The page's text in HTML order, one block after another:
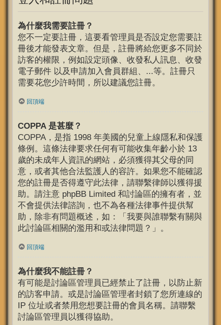
為什麼我需要註冊？
您不一定要註冊，這要看管理員是否設定您需要註
冊後才能發表文章。但是，註冊將給您更多不同於
訪客的權限，例如設定頭像、收發私人訊息、收發
電子郵件 以及申請加入會員群組、...等。註冊只
需要花您少許時間，所以建議您註冊。
回頂端
COPPA 是甚麼？
COPPA，是指 1998 年美國的兒童上線隱私和保護
條例。這條法律要求任何有可能收集年齡小於 13
歲的未成年人資訊的網站，必須獲得其父母的同
意，或者其他合法監護人的容許。如果您不能確認
您的註冊是否得遵守此法律，請聯繫律師以獲得援
助。請注意 phpBB Limited 和討論區的擁有者，並
不會提供法律諮詢，也不為各種法律事件提供幫
助，除非有問題概述，如：「我要與誰聯繫有關與
此討論區相關的濫用和或法律問題？」。
回頂端
為什麼我不能註冊？
有可能是討論區管理員已經禁止了註冊，以防止新
的訪客申請。或是討論區管理者封鎖了您所連線的
IP 位址或者禁用您想要註冊的會員名稱。請聯繫
討論區管理員以獲得協助。